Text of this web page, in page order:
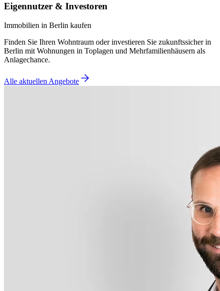
Eigennutzer & Investoren
Immobilien in Berlin kaufen
Finden Sie Ihren Wohntraum oder investieren Sie zukunftssicher in
Berlin mit Wohnungen in Toplagen und Mehrfamilienhäusern als
Anlagechance.
Alle aktuellen Angebote